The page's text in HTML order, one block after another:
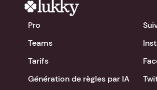
Pro
Teams
Tarifs
Génération de règles par IA